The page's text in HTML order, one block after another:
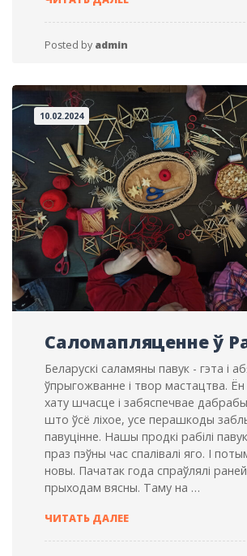
Posted by admin
10.02.2024
Саломапляценне ў
Беларускі саламяны павук - гэта і
ўпрыгожванне і твор мастацтва. Ён
хату шчасце і забяспечвае
што ўсё ліхое, усе перашкоды
павуцінне. Нашы продкі рабілі
праз пэўны час спалівалі яго. І
новы. Пачатак года спраўлялі
прыходам вясны. Таму на …
ЧИТАТЬ ДАЛЕЕСАЛОМАПЛЯЦЕННЕ
РАЎБІЧАХ